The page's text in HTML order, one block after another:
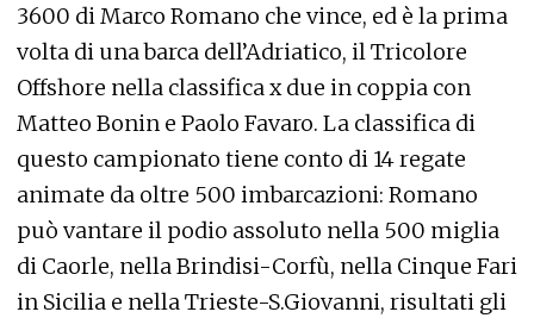
3600 di Marco Romano che vince, ed è la prima
volta di una barca dell’Adriatico, il Tricolore
Offshore nella classifica x due in coppia con
Matteo Bonin e Paolo Favaro. La classifica di
questo campionato tiene conto di 14 regate
animate da oltre 500 imbarcazioni: Romano
può vantare il podio assoluto nella 500 miglia
di Caorle, nella Brindisi-Corfù, nella Cinque Fari
in Sicilia e nella Trieste-S.Giovanni, risultati gli